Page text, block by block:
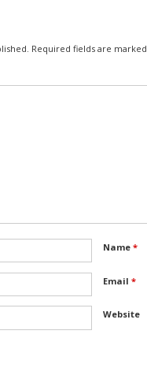
Required fields are marked
Name *
Email *
Website